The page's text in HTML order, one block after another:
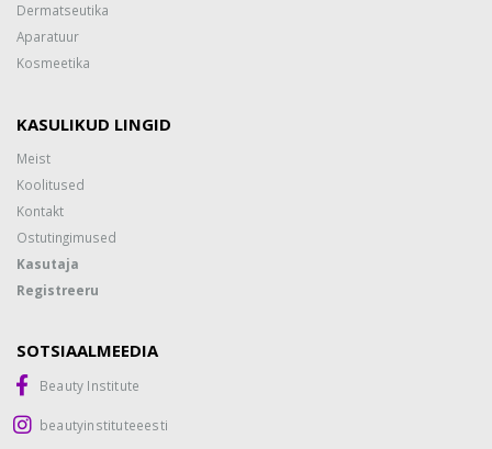
Dermatseutika
Aparatuur
Kosmeetika
KASULIKUD LINGID
Meist
Koolitused
Kontakt
Ostutingimused
Kasutaja
Registreeru
SOTSIAALMEEDIA
Beauty Institute
beautyinstituteeesti